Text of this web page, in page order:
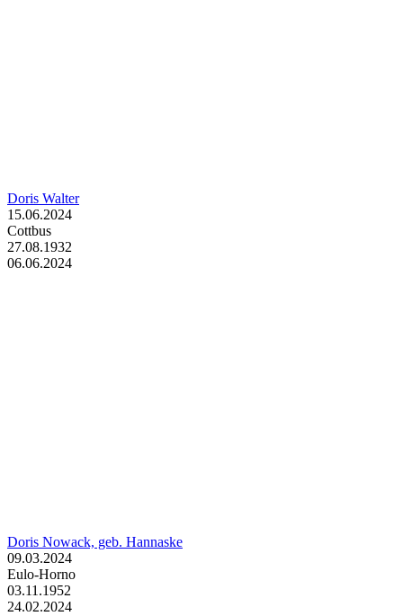
Doris Walter
15.06.2024
Cottbus
27.08.1932
06.06.2024
Doris Nowack, geb. Hannaske
09.03.2024
Eulo-Horno
03.11.1952
24.02.2024